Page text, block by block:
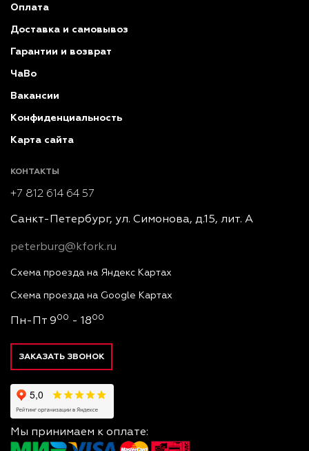
Оплата
Доставка и самовывоз
Гарантии и возврат
ЧаВо
Вакансии
Конфиденциальность
Карта сайта
КОНТАКТЫ
+7 812 614 64 57
Санкт-Петербург, ул. Симонова, д.15, лит. А
peterburg@kfork.ru
Схема проезда на Яндекс Картах
Схема проезда на Google Картах
Пн-Пт 900 - 1800
ЗАКАЗАТЬ ЗВОНОК
Мы принимаем к оплате: